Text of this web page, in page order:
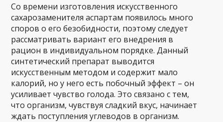
Со времени изготовления искусственного
сахарозаменителя аспартам появилось много
споров о его безобидности, поэтому следует
рассматривать вариант его внедрения в
рацион в индивидуальном порядке. Данный
синтетический препарат выводится
искусственным методом и содержит мало
калорий, но у него есть побочный эффект – он
усиливает чувство голода. Это связано с тем,
что организм, чувствуя сладкий вкус, начинает
ждать поступления углеводов в организм.